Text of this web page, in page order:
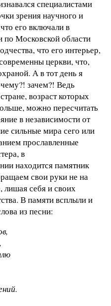
специалистами
зрения научного и
его включали в
по Московской области
что его интерьер,
церкви, что,
А в тот день я
зачем?! Ведь
возраст которых
можно пересчитать
в независимости от
сильные мира сего или
прославленные
в
находится памятник
свои руки не на
лишая себя и своих
В памяти всплыли и
из песни: